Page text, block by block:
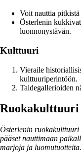
Voit nauttia pitkistä
Österlenin
luonnonystävän.
Kulttuuri
Vieraile
kulttuuriperintöön.
Taidegallerioiden
Ruokakulttuuri
Österlenin
pääset nauttimaan
marjoja ja luomutuotteita.